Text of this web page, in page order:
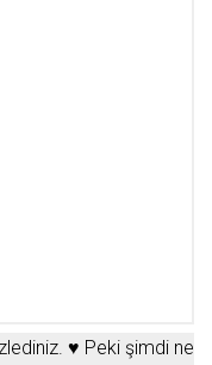
♥ Peki şimdi ne